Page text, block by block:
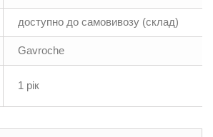
доступно до самовивозу (склад)
Gavroche
1 рік